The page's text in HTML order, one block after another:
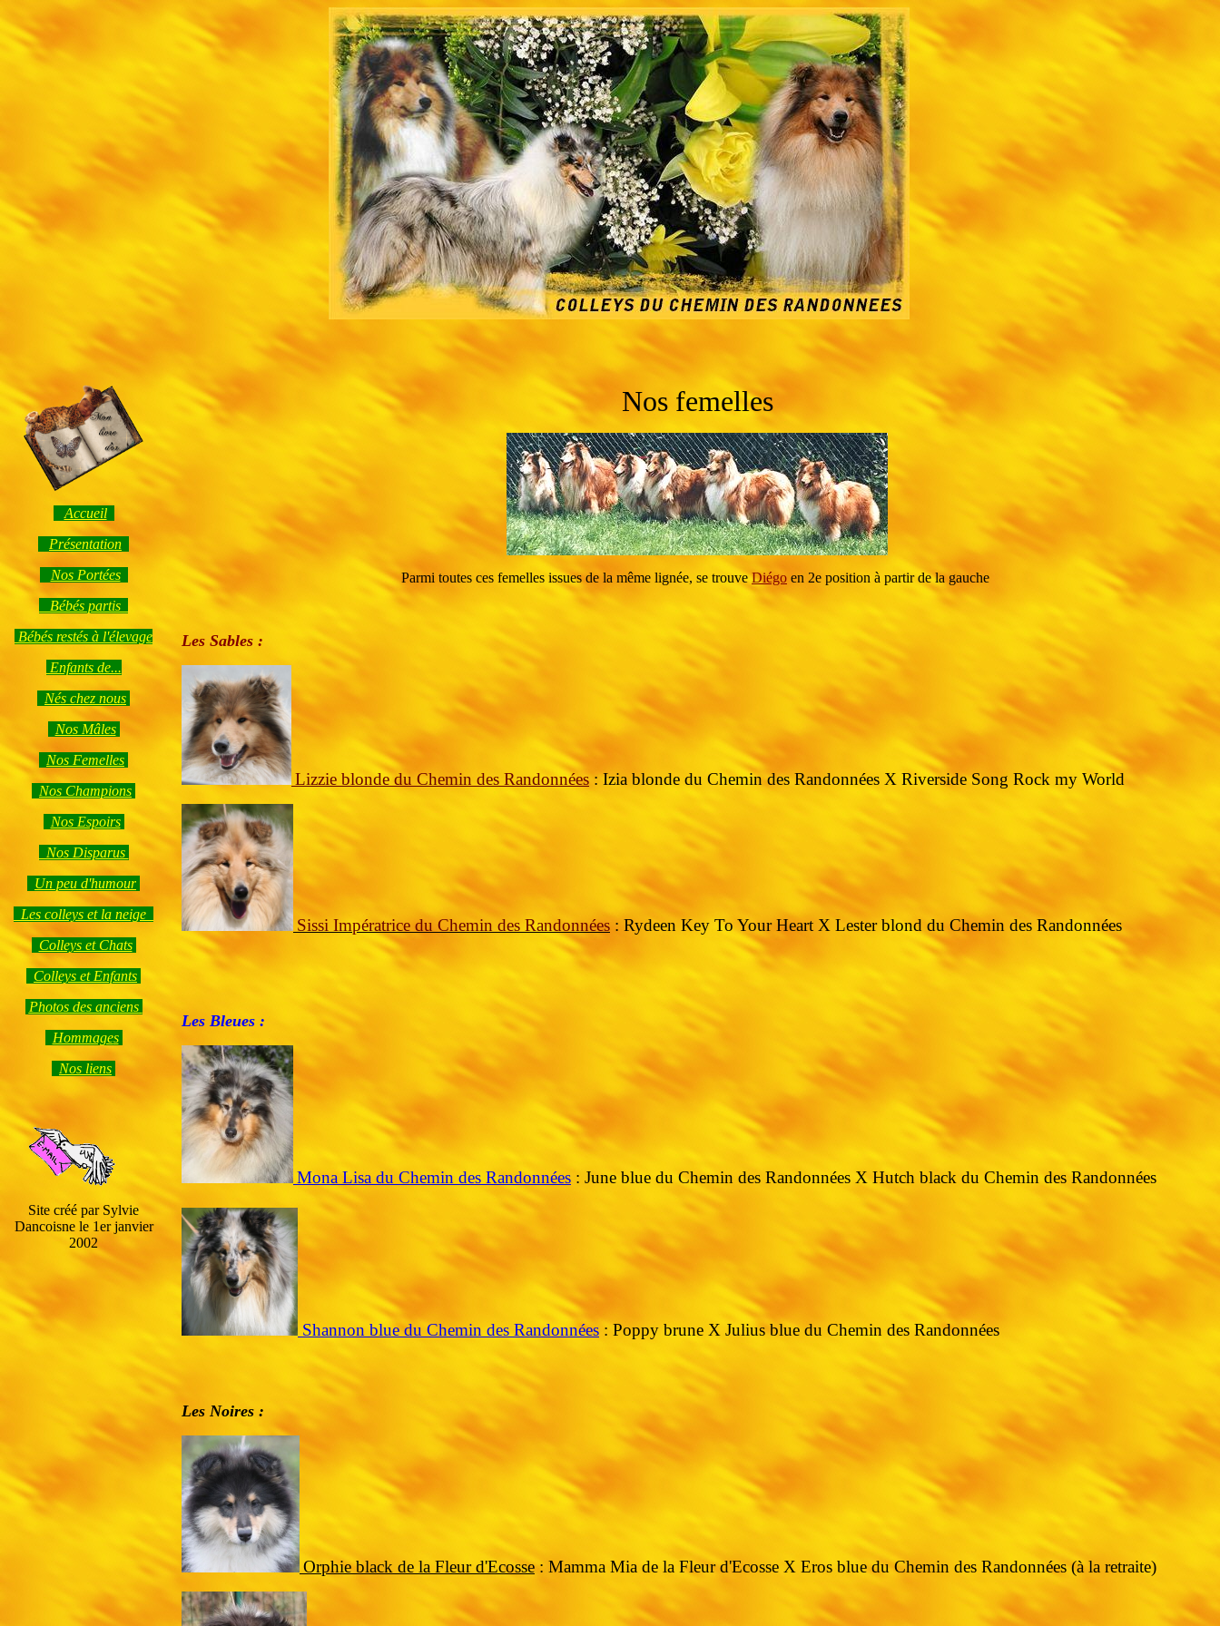
Accueil
Présentation
Nos Portées
Bébés partis
Bébés restés à l'élevage
Enfants de...
Nés chez nous
Nos Mâles
Nos Femelles
Nos Champions
Nos Espoirs
Nos Disparus
Un peu d'humour
Les colleys et la neige
Colleys et Chats
Colleys et Enfants
Photos des anciens
Hommages
Nos liens
Site créé par Sylvie
Dancoisne le 1er janvier
2002
Nos femelles
Parmi toutes ces femelles issues de la même lignée, se trouveDiégo en 2e position à partir de la gauche
Les Sables :
Lizzie blonde du Chemin des Randonnées: Izia blonde du Chemin des Randonnées X Riverside Song Rock my World
Sissi Impératrice du Chemin des Randonnées : Rydeen Key To Your Heart X Lester blond du Chemin des Randonnées
Les Bleues :
Mona Lisa du Chemin des Randonnées : June blue du Chemin des Randonnées X Hutch black du Chemin des Randonnées
Shannon blue du Chemin des Randonnées : Poppy brune X Julius blue du Chemin des Randonnées
Les Noires :
Orphie black de la Fleur d'Ecosse: Mamma Mia de la Fleur d'Ecosse X Eros blue du Chemin des Randonnées (à la retraite)